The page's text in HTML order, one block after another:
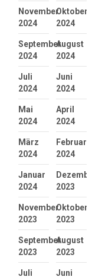
November
2024
Oktober
2024
September
2024
August
2024
Juli
2024
Juni
2024
Mai
2024
April
2024
März
2024
Februar
2024
Januar
2024
2023
November
2023
Oktober
2023
September
2023
August
2023
Juli
Juni